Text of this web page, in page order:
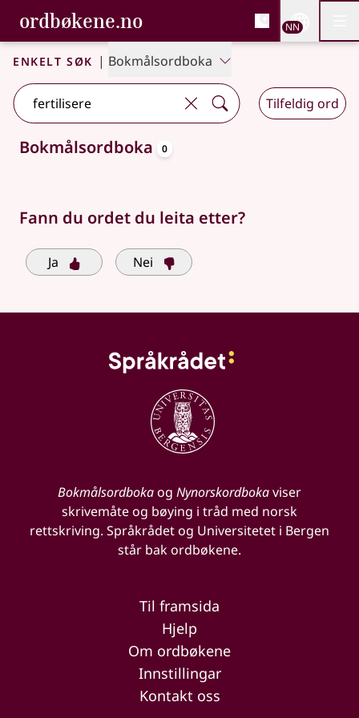
Gå til hovudinnhald
Tilgjenge
ordbøkene.no, Bokmålsordboka og
Bokmålsordboka og Nynorskordboka
NN
Enkelt søk | Bokmålsordboka
Tilfeldig ord
Søkjeforslag tilgjengelege
Bokmålsordboka 0
Fann du ordet du leita etter?
Ja Nei
Bokmålsordbokaog Nynorskordbokaviser
skrivemåte og bøying i tråd med norsk
rettskriving. Språkrådet og Universitetet i Bergen
står bak ordbøkene.
Til framsida
Hjelp
Om ordbøkene
Innstillingar
Kontakt oss